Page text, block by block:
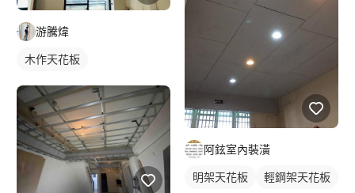
游騰煒
木作天花板
阿鉉室內裝潢
明架天花板 輕鋼架天花板